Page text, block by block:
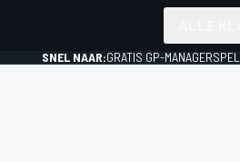
SNEL NAAR:GRATIS GP-MANAGERSPEL